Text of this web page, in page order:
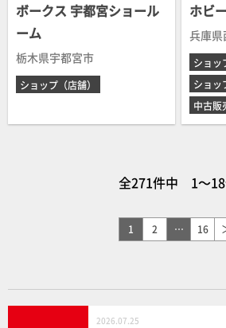
ボークス 宇都宮ショール
ーム
栃木県宇都宮市
ショップ（店舗）
ホビ
兵庫
ショッ
ショッ
中古販
全271件中 1～
1 2 … 16
2026.07.25